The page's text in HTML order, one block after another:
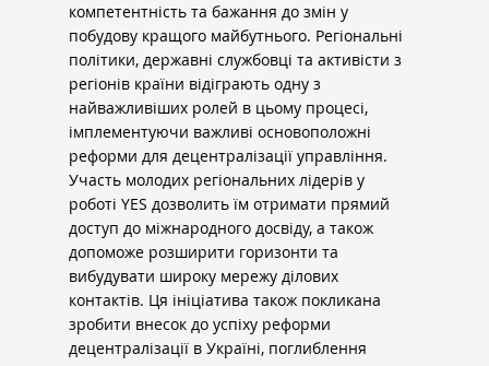
компетентність та бажання до змін у
побудову кращого майбутнього. Регіональні
політики, державні службовці та активісти з
регіонів країни відіграють одну з
найважливіших ролей в цьому процесі,
імплементуючи важливі основоположні
реформи для децентралізації управління.
Участь молодих регіональних лідерів у
роботі YES дозволить їм отримати прямий
доступ до міжнародного досвіду, а також
допоможе розширити горизонти та
вибудувати широку мережу ділових
контактів. Ця ініціатива також покликана
зробити внесок до успіху реформи
децентралізації в Україні, поглиблення